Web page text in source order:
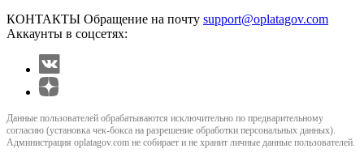
КОНТАКТЫ Обращение на почту support@oplatagov.com
Аккаунты в соцсетях:
Данные пользователей обрабатываются исключительно по предварительному
согласию (установка чек-бокса на разрешение обработки персональных данных).
Администрация oplatagov.com не собирает и не хранит личные данные пользователей.